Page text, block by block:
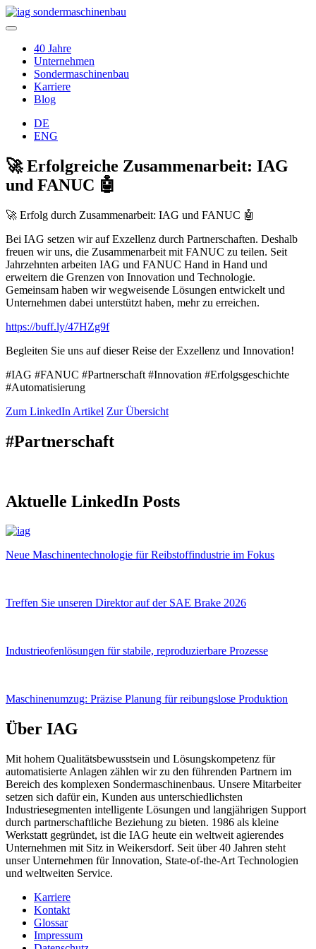
40 Jahre
Unternehmen
Sondermaschinenbau
Karriere
Blog
DE
ENG
🚀 Erfolgreiche Zusammenarbeit: IAG
und FANUC 🤖
🚀 Erfolg durch Zusammenarbeit: IAG und FANUC 🤖
Bei IAG setzen wir auf Exzellenz durch Partnerschaften. Deshalb
freuen wir uns, die Zusammenarbeit mit FANUC zu teilen. Seit
Jahrzehnten arbeiten IAG und FANUC Hand in Hand und
erweitern die Grenzen von Innovation und Technologie.
Gemeinsam haben wir wegweisende Lösungen entwickelt und
Unternehmen dabei unterstützt haben, mehr zu erreichen.
https://buff.ly/47HZg9f
Begleiten Sie uns auf dieser Reise der Exzellenz und Innovation!
#IAG #FANUC #Partnerschaft #Innovation #Erfolgsgeschichte
#Automatisierung
Zum LinkedIn Artikel Zur Übersicht
#Partnerschaft
Aktuelle LinkedIn Posts
Neue Maschinentechnologie für Reibstoffindustrie im Fokus
Treffen Sie unseren Direktor auf der SAE Brake 2026
Industrieofenlösungen für stabile, reproduzierbare Prozesse
Maschinenumzug: Präzise Planung für reibungslose Produktion
Über IAG
Mit hohem Qualitätsbewusstsein und Lösungskompetenz für
automatisierte Anlagen zählen wir zu den führenden Partnern im
Bereich des komplexen Sondermaschinenbaus. Unsere Mitarbeiter
setzen sich dafür ein, Kunden aus unterschiedlichsten
Industriesegmenten intelligente Lösungen und langjährigen Support
durch partnerschaftliche Beziehung zu bieten. 1986 als kleine
Werkstatt gegründet, ist die IAG heute ein weltweit agierendes
Unternehmen mit Sitz in Weikersdorf. Seit über 40 Jahren steht
unser Unternehmen für Innovation, State-of-the-Art Technologien
und weltweiten Service.
Karriere
Kontakt
Glossar
Impressum